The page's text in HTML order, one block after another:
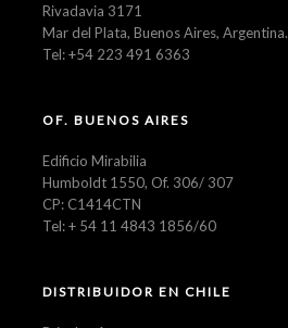
Rivadavia 3171
Mar del Plata, Buenos Aires, Argentina.
Tel: +54 223 491 6363
OF. BUENOS AIRES
Edificio Mirabilia
Humboldt 1550, Of. 306/ 307
CP: C1414CTN
Tel: + 54 11 4843 1856/60
DISTRIBUIDOR EN CHILE